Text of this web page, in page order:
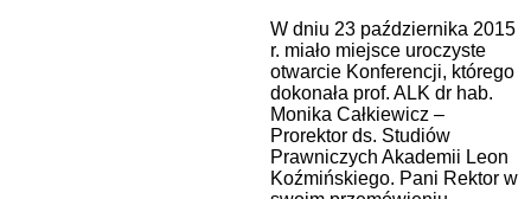
W dniu 23 października 2015
r. miało miejsce uroczyste
otwarcie Konferencji, którego
dokonała prof. ALK dr hab.
Monika Całkiewicz –
Prorektor ds. Studiów
Prawniczych Akademii Leon
Koźmińskiego. Pani Rektor w